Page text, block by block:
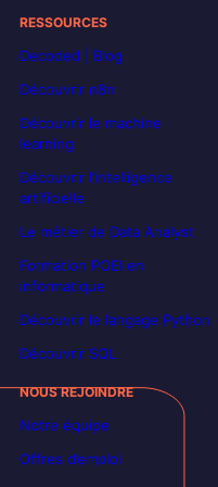
RESSOURCES
Decoded | Blog
Découvrir n8n
Découvrir le machine
learning
Découvrir l’intelligence
artificielle
Le métier de Data Analyst
Formation POEI en
informatique
Découvrir le langage Python
Découvrir SQL
NOUS REJOINDRE
Notre équipe
Offres d’emploi